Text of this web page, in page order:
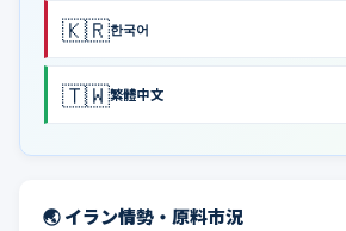
🇰🇷한국어
🇹🇼繁體中文
🌏 イラン情勢・原料市況